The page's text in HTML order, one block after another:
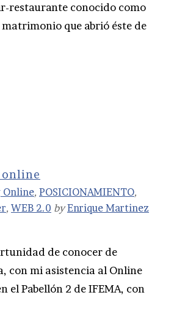
restaurante conocido como
que abrió éste de
online
, POSICIONAMIENTO,
, WEB 2.0 byEnrique Martinez
de conocer de
con mi asistencia al Online
el Pabellón 2 de IFEMA, con